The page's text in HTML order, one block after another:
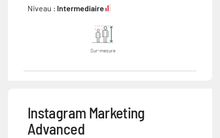
Niveau : Intermediaire
Sur-mesure
Instagram Marketing
Advanced